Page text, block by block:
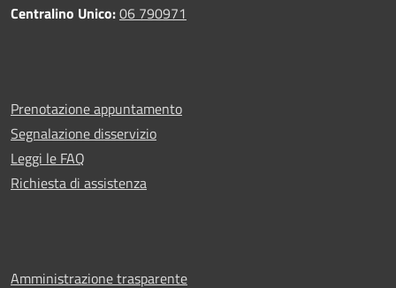
Centralino Unico:06 790971
Prenotazione appuntamento
Segnalazione disservizio
Leggi le FAQ
Richiesta di assistenza
Amministrazione trasparente